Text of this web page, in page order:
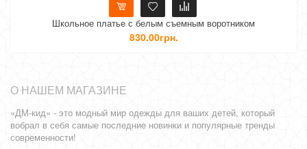
Школьное платье с белым съемным воротником
830.00грн.
О НАШЕМ МАГАЗИНЕ
«ДМ-кид» - это модный мир одежды для ваших детей, который
вобрал в себя самые последние новинки и популярные тренды
современности!